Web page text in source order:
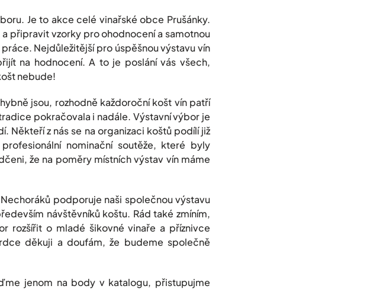
Je to akce celé vinařské obce Prušánky.
připravit vzorky pro ohodnocení a samotnou
Nejdůležitější pro úspěšnou výstavu vín
na hodnocení. A to je poslání vás všech,
nebude!
jsou, rozhodně každoroční košt vín patří
pokračovala i nadále. Výstavní výbor je
Někteří z nás se na organizaci koštů podílí již
nominační soutěže, které byly
že na poměry místních výstav vín máme
podporuje naši společnou výstavu
návštěvníků koštu. Rád také zmíním,
rozšířit o mladé šikovné vinaře a příznivce
děkuji a doufám, že budeme společně
jenom na body v katalogu, přistupujme